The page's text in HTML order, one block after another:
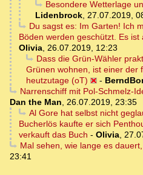
Besondere Wetterlage
Lidenbrock, 27.07.2019,
Du sagst es: Im Garten! Ich
Böden werden geschützt. Es
Olivia, 26.07.2019, 12:23
Dass die Grün-Wähler
Grünen wohnen, ist einer der
heutzutage (oT)
-
Narrenschiff mit Pol-Schmelz-
Dan the Man, 26.07.2019, 23:35
Al Gore hat selbst nicht
Bucherlös kaufte er sich
verkauft das Buch - Olivia,
Mal sehen, wie lange es dauert,
23:41